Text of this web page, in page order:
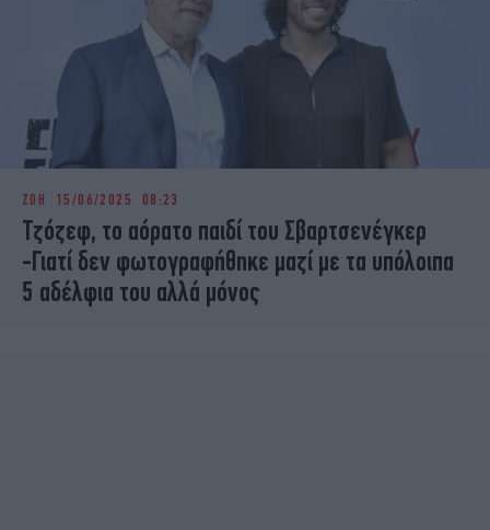
ΖΩΗ 15/06/2025 08:23
Τζόζεφ, το αόρατο παιδί του Σβαρτσενέγκερ
-Γιατί δεν φωτογραφήθηκε μαζί με τα υπόλοιπα
5 αδέλφια του αλλά μόνος